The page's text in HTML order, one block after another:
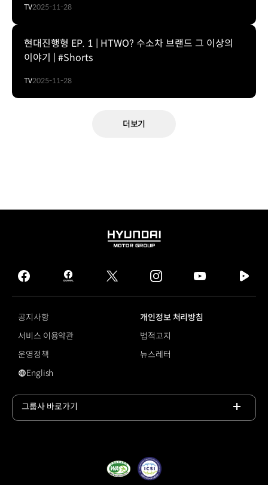
TV2025-11-28
현대진행형 EP. 1 | HTWO? 수소차 브랜드 그 이상의
이야기 | #Shorts
TV2025-11-28
더보기
HYUNDAI
GROUP
facebook
hmg
journal
twitter instagram
tv
공지사항
개인정보 처리방침
서비스 이용약관
법적고지
운영정책
뉴스레터
#수소모빌리티
English
그룹사 바로가기